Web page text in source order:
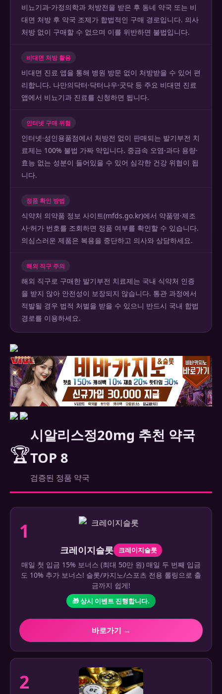
비뇨기과·가정의학과 처방전을 받은 후 동네 약국 또는 비
대면 처방 후 약국 조제가 합법적인 구매 경로입니다. 의사
처방 없이 구매할 수 없으며 이를 위반하면 불법입니다.
비대면 처방 활용
비대면 진료 앱을 통해 병원 방문 없이 처방받을 수 있어 편
리합니다. 나만의닥터·닥터나우·굿닥 등 주요 비대면 진료
앱에서 비뇨기과 진료를 신청하면 됩니다.
인터넷 구매 위험
인터넷·성인용품점에서 처방전 없이 판매되는 발기부전 치
료제는 100% 불법 가짜 약입니다. 중금속 오염·과다 용량·
효능 없는 성분이 들어있을 수 있어 심각한 건강 위협이 됩
니다.
정품 확인 방법
식약처 의약품 정보 사이트(mfds.go.kr)에서 약품명·제조
사·허가 번호를 조회하면 정품 여부를 확인할 수 있습니다.
의심스러운 제품은 복용을 중단하고 의사와 상담하세요.
해외 직구 주의
해외 직구로 구매한 발기부전 치료제는 국내 식약처 인증
을 받지 않아 안전성이 보장되지 않습니다. 통관 과정에서
적발될 경우 법적 처벌을 받을 수 있으니 반드시 국내 합법
경로를 이용하세요.
🏆
시알리스정20mg 추천 약국
TOP 8
검증된 정품 약국
1
크레이지슬롯 크레이지슬롯
매일 첫 입금 15% 보너스 (최대 50만 원) 매일 두 번째 입금
도 10% 추가 보너스! 슬롯/카지노/스포츠 전용 롤링으로 출
금까지 쉽게!
🎁 상시 이벤트 진행합니다.
바로가기 →
2